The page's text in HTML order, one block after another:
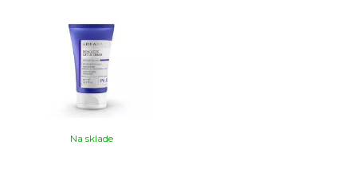
Na sklade